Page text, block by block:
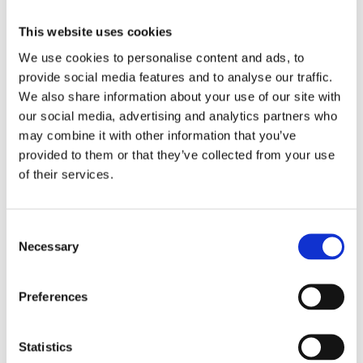
This website uses cookies
We use cookies to personalise content and ads, to
provide social media features and to analyse our traffic.
We also share information about your use of our site with
our social media, advertising and analytics partners who
may combine it with other information that you’ve
provided to them or that they’ve collected from your use
of their services.
Selection
Necessary
Preferences
Statistics
РУЛЬОВЕ УПРАВЛІННЯ ДЛЯCHEVROLET
NUBIRA